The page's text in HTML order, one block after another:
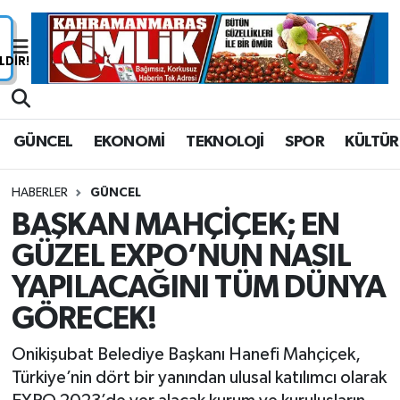
GÜNCEL EKONOMİ TEKNOLOJİ SPOR KÜLTÜR
HABERLER GÜNCEL
BAŞKAN MAHÇİÇEK; EN
GÜZEL EXPO’NUN NASIL
YAPILACAĞINI TÜM DÜNYA
GÖRECEK!
Onikişubat Belediye Başkanı Hanefi Mahçiçek,
Türkiye’nin dört bir yanından ulusal katılımcı olarak
Nöbetçi Eczaneler
Süper Lig Puan Durumu ve Fikstür
Tüm Manşetler
Haber Arşivi